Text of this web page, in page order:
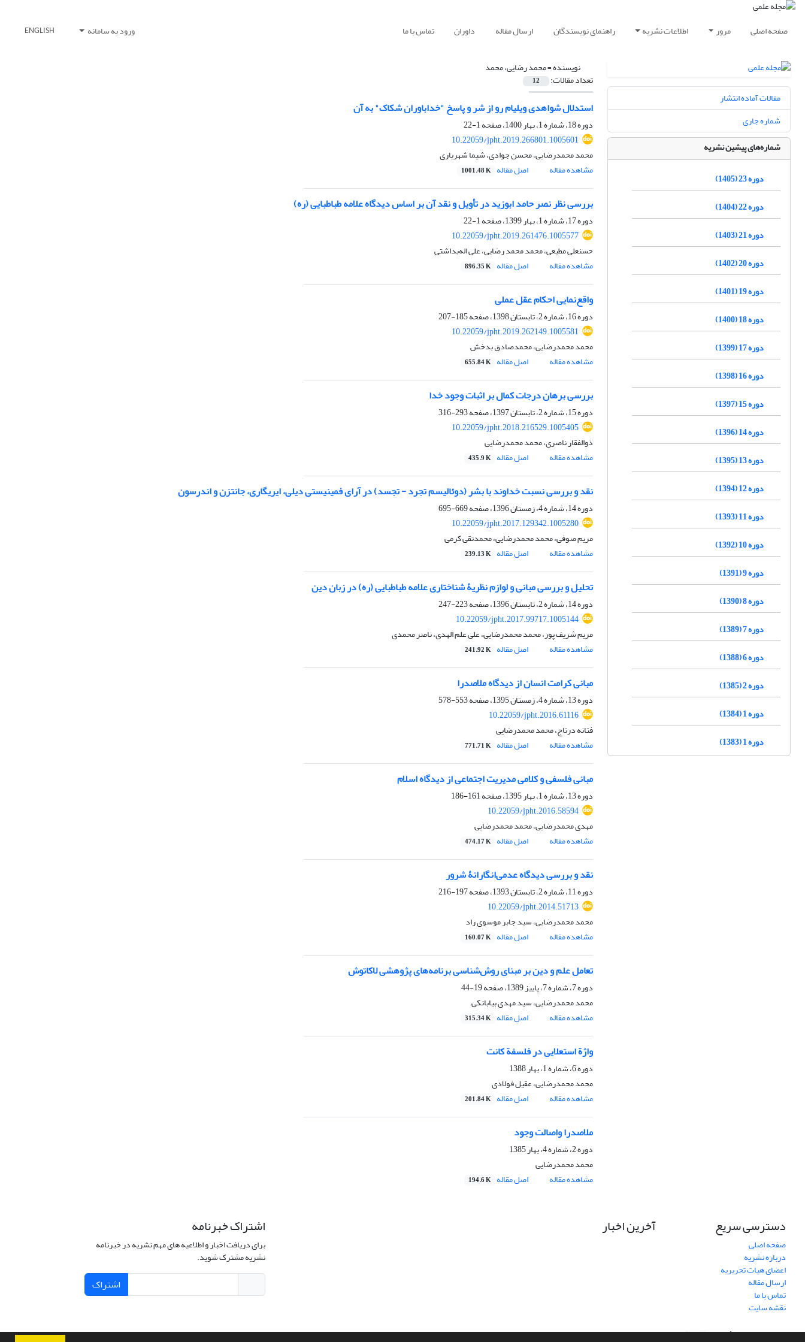
صفحه اصلی مرور اطلاعات نشریه راهنمای نویسندگان ارسال مقاله داوران تماس با ما ورود به سامانه ENGLISH
نویسنده =محمد رضایی، محمد
تعداد مقالات: 12
استدلال شواهدی ویلیام رو از شر و پاسخ "خداباوران شکاک" به آن
دوره 18، شماره 1، بهار 1400، صفحه
1-22
10.22059/jpht.2019.266801.1005601
محمد محمدرضایی، محسن جوادی، شیما شهریاری
مشاهده مقاله
اصل مقاله 1001.48 K
بررسی نظر نصر حامد ابوزید در تأویل و نقد آن بر اساس دیدگاه علامه طباطبایی (ره)
دوره 17، شماره 1، بهار 1399، صفحه
1-22
10.22059/jpht.2019.261476.1005577
حسنعلی مطیعی، محمد محمد رضایی، علی اله‌بداشتی
مشاهده مقاله
اصل مقاله 896.35 K
واقع‌نمایی احکام عقل عملی
دوره 16، شماره 2، تابستان 1398، صفحه
185-207
10.22059/jpht.2019.262149.1005581
محمد محمدرضایی، محمدصادق بدخش
مشاهده مقاله
اصل مقاله 655.84 K
بررسی برهان درجات کمال بر اثبات وجود خدا
دوره 15، شماره 2، تابستان 1397، صفحه
293-316
10.22059/jpht.2018.216529.1005405
ذوالفقار ناصری، محمد محمدرضایی
مشاهده مقاله
اصل مقاله 435.9 K
نقد و بررسی نسبت خداوند با بشر (دوئالیسم تجرد - تجسد) در آرای فمینیستی دیلی، ایریگاری، جانتزن و اندرسون
دوره 14، شماره 4، زمستان 1396، صفحه
669-695
10.22059/jpht.2017.129342.1005280
مریم صوفی، محمد محمدرضایی، محمدتقی کرمی
مشاهده مقاله
اصل مقاله 239.13 K
تحلیل و بررسی مبانی و لوازم نظریۀ شناختاری علامه طباطبایی (ره) در زبان دین
دوره 14، شماره 2، تابستان 1396، صفحه
223-247
10.22059/jpht.2017.99717.1005144
مریم شریف پور، محمد محمدرضایی، علی علم الهدی، ناصر محمدی
مشاهده مقاله
اصل مقاله 241.92 K
مبانی کرامت انسان از دیدگاه ملاصدرا
دوره 13، شماره 4، زمستان 1395، صفحه
553-578
10.22059/jpht.2016.61116
فتانه درتاج، محمد محمدرضایی
مشاهده مقاله
اصل مقاله 771.71 K
مبانی فلسفی و کلامی مدیریت اجتماعی از دیدگاه اسلام
دوره 13، شماره 1، بهار 1395، صفحه
161-186
10.22059/jpht.2016.58594
مهدی محمدرضایی، محمد محمدرضایی
مشاهده مقاله
اصل مقاله 474.17 K
نقد و بررسی دیدگاه عدمی‌انگارانۀ شرور
دوره 11، شماره 2، تابستان 1393، صفحه
197-216
10.22059/jpht.2014.51713
محمد محمدرضایی، سید جابر موسوی راد
مشاهده مقاله
اصل مقاله 160.07 K
تعامل علم و دین بر مبنای روش‌شناسی برنامه‌های پژوهشی لاکاتوش
دوره 7، شماره 7، پاییز 1389، صفحه
19-44
محمد محمدرضایی، سید مهدی بیابانکی
مشاهده مقاله
اصل مقاله 315.34 K
واژة استعلایی در فلسفة کانت
دوره 6، شماره 1، بهار 1388
محمد محمدرضایی، عقیل فولادی
مشاهده مقاله
اصل مقاله 201.84 K
ملاصدرا واصالت وجود
دوره 2، شماره 4، بهار 1385
محمد محمد‌رضایی
مشاهده مقاله
اصل مقاله 194.6 K
مقالات آماده انتشار
شماره جاری
شماره‌های پیشین نشریه
دوره 23 (1405)
دوره 22 (1404)
دوره 21 (1403)
دوره 20 (1402)
دوره 19 (1401)
دوره 18 (1400)
دوره 17 (1399)
دوره 16 (1398)
دوره 15 (1397)
دوره 14 (1396)
دوره 13 (1395)
دوره 12 (1394)
دوره 11 (1393)
دوره 10 (1392)
دوره 9 (1391)
دوره 8 (1390)
دوره 7 (1389)
دوره 6 (1388)
دوره 2 (1385)
دوره 1 (1384)
دوره 1 (1383)
دسترسی سریع
صفحه اصلی
درباره نشریه
اعضای هیات تحریریه
ارسال مقاله
تماس با ما
نقشه سایت
آخرین اخبار اشتراک خبرنامه
برای دریافت اخبار و اطلاعیه های مهم نشریه در خبرنامه
نشریه مشترک شوید.
اشتراک
سامانه مدیریت نشریات علمی.طراحی و پیاده سازی ازسیناوب